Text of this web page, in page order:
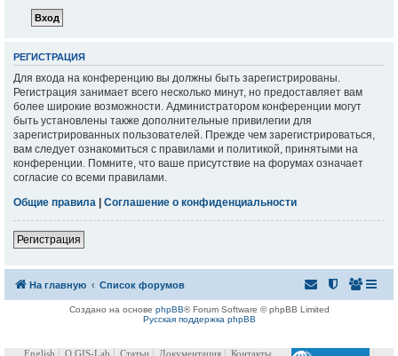
РЕГИСТРАЦИЯ
Для входа на конференцию вы должны быть зарегистрированы.
Регистрация занимает всего несколько минут, но предоставляет вам
более широкие возможности. Администратором конференции могут
быть установлены также дополнительные привилегии для
зарегистрированных пользователей. Прежде чем зарегистрироваться,
вам следует ознакомиться с правилами и политикой, принятыми на
конференции. Помните, что ваше присутствие на форумах означает
согласие со всеми правилами.
Общие правила | Соглашение о конфиденциальности
Регистрация
На главную Список форумов
Создано на основе phpBB® Forum Software © phpBB Limited
Русская поддержка phpBB
English О GIS-Lab Статьи Документация Контакты